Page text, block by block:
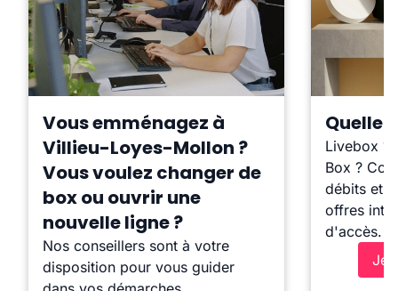
Vous emménagez à
Villieu-Loyes-Mollon ?
Vous voulez changer de
box ou ouvrir une
nouvelle ligne ?
Nos conseillers sont à votre
disposition pour vous guider
Quelle
Livebox ?
Box ?
débits et
offres
d'accès.
Je